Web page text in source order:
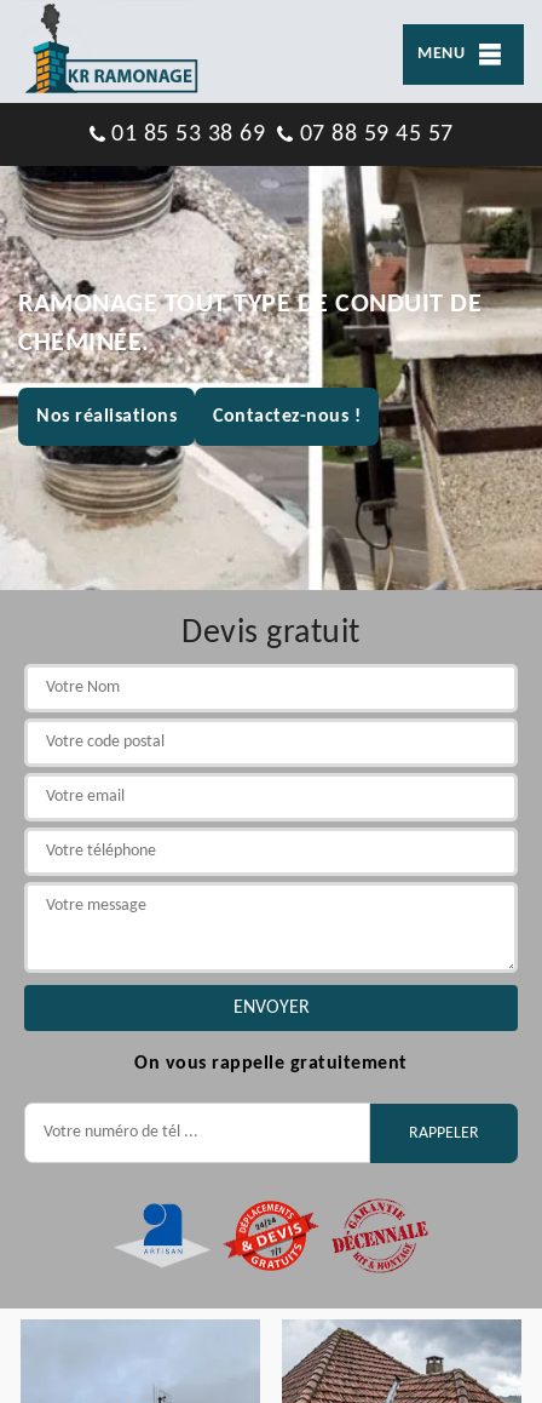
MENU
01 85 53 38 69 07 88 59 45 57
RAMONAGE TOUT TYPE DE CONDUIT DE
CHEMINÉE.
Nos réalisations Contactez-nous !
Devis gratuit
On vous rappelle gratuitement